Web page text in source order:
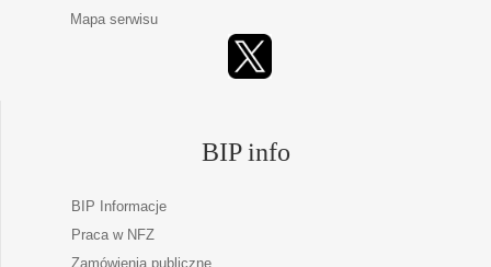
Mapa serwisu
BIP info
BIP Informacje
Praca w NFZ
Zamówienia publiczne